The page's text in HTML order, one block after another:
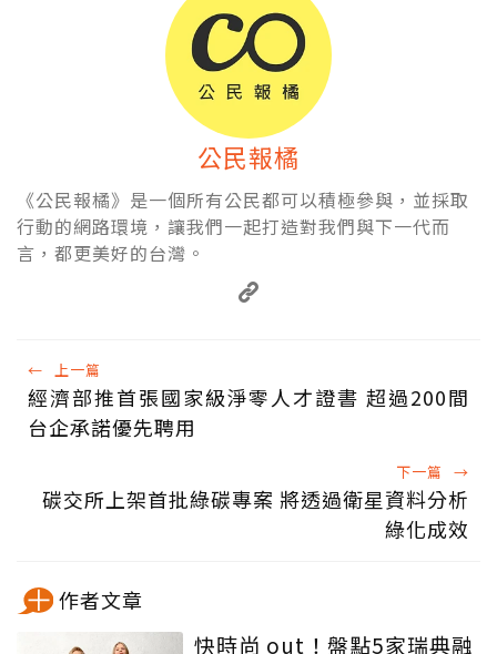
公民報橘
《公民報橘》是一個所有公民都可以積極參與，並採取
行動的網路環境，讓我們一起打造對我們與下一代而
言，都更美好的台灣。
← 上一篇
經濟部推首張國家級淨零人才證書 超過200間
台企承諾優先聘用
下一篇 →
碳交所上架首批綠碳專案 將透過衛星資料分析
綠化成效
作者文章
快時尚 out！盤點5家瑞典融